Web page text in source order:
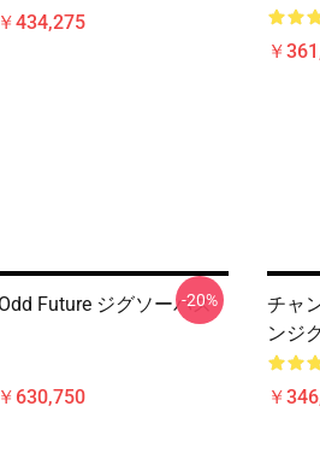
434,275
￥
Future ジグソーパズ
630,750
-20%
チャ
ンジ
￥